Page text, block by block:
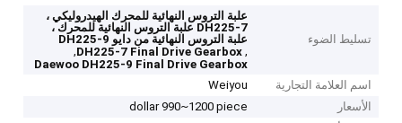
تسليط الضوء
علبة التروس النهائية للمحرك الهيدروليكي ،
DH225-7 علبة التروس النهائية للمحرك ،
علبة التروس النهائية من دايو DH225-9
,
DH225-7 Final Drive Gearbox
,
Daewoo DH225-9 Final Drive Gearbox
اسم العلامة التجارية
Weiyou
الأسعار
dollar 990~1200 piece